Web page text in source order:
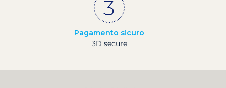
Pagamento sicuro
3D secure